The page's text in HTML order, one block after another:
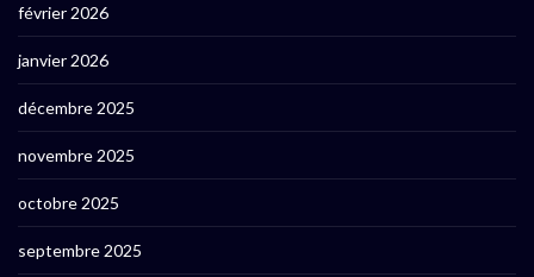
février 2026
janvier 2026
décembre 2025
novembre 2025
octobre 2025
septembre 2025